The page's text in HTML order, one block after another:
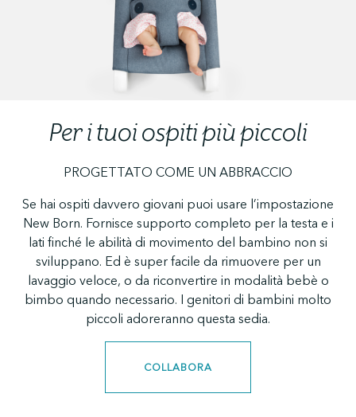
Per i tuoi ospiti più piccoli
PROGETTATO COME UN ABBRACCIO
Se hai ospiti davvero giovani puoi usare l’impostazione
New Born. Fornisce supporto completo per la testa e i
lati finché le abilità di movimento del bambino non si
sviluppano. Ed è super facile da rimuovere per un
lavaggio veloce, o da riconvertire in modalità bebè o
bimbo quando necessario. I genitori di bambini molto
piccoli adoreranno questa sedia.
COLLABORA